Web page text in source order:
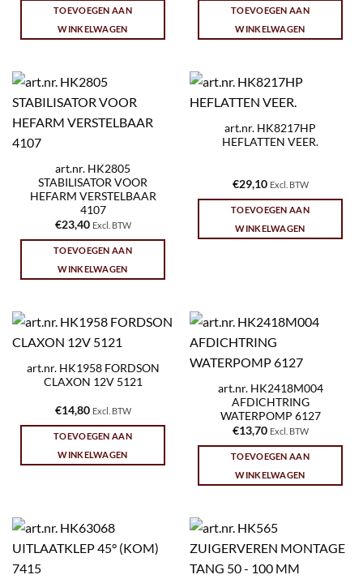
TOEVOEGEN AAN
WINKELWAGEN
TOEVOEGEN AAN
WINKELWAGEN
art.nr. HK2805
STABILISATOR VOOR
HEFARM VERSTELBAAR
4107
€23,40 Excl. BTW
TOEVOEGEN AAN
WINKELWAGEN
art.nr. HK8217HP
HEFLATTEN VEER.
€29,10 Excl. BTW
TOEVOEGEN AAN
WINKELWAGEN
art.nr. HK1958 FORDSON
CLAXON 12V 5121
€14,80 Excl. BTW
TOEVOEGEN AAN
WINKELWAGEN
art.nr. HK2418M004
AFDICHTRING
WATERPOMP 6127
€13,70 Excl. BTW
TOEVOEGEN AAN
WINKELWAGEN